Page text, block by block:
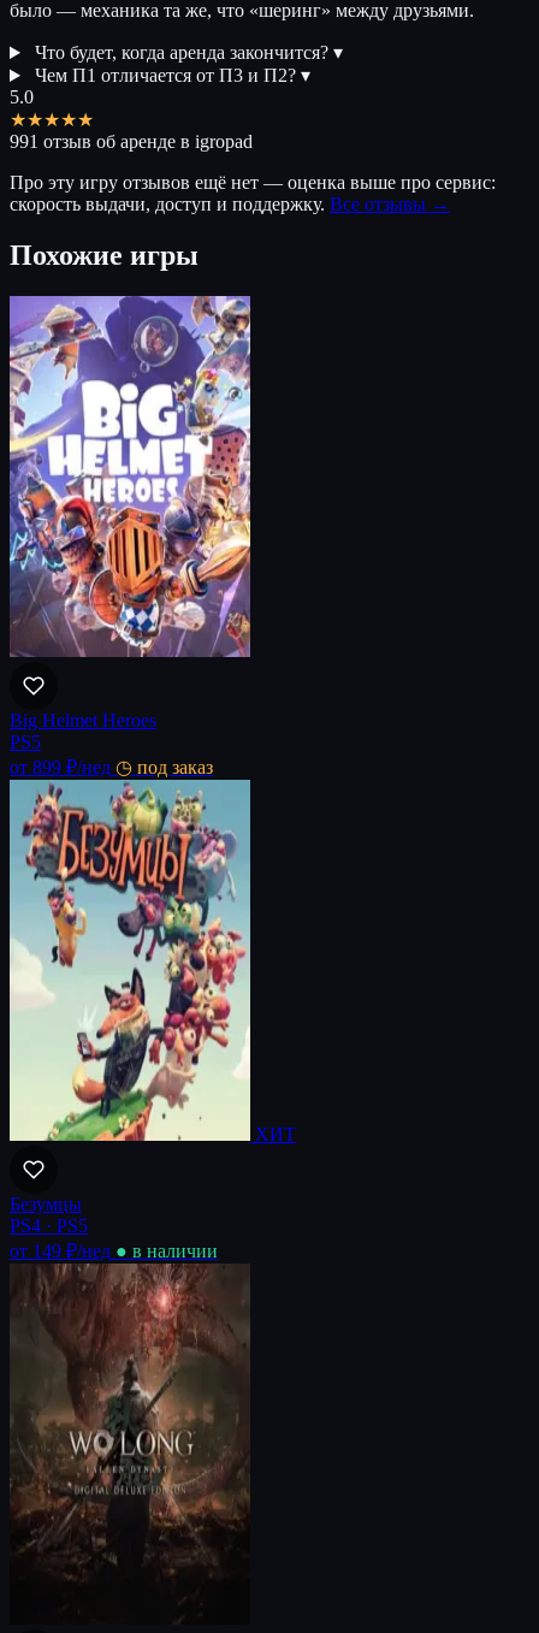
было — механика та же, что «шеринг» между друзьями.
Что будет, когда аренда закончится? ▾
Чем П1 отличается от П3 и П2? ▾
5.0
★★★★★
991 отзыв об аренде в igropad
Про эту игру отзывов ещё нет — оценка выше про сервис:
скорость выдачи, доступ и поддержку. Все отзывы →
Похожие игры
Big Helmet Heroes
PS5
от 899 ₽/нед ◷ под заказ
ХИТ
Безумцы
PS4 · PS5
от 149 ₽/нед ● в наличии